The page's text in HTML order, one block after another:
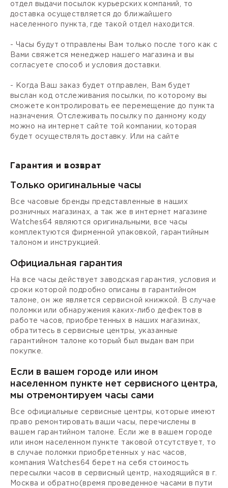
отдел выдачи посылок курьерских компаний, то
доставка осуществляется до ближайшего
населенного пункта, где такой отдел находится.
- Часы будут отправлены Вам только после того как с
Вами свяжется менеджер нашего магазина и вы
согласуете способ и условия доставки.
- Когда Ваш заказ будет отправлен, Вам будет
выслан код отслеживания посылки, по которому вы
сможете контролировать ее перемещение до пункта
назначения. Отслеживать посылку по данному коду
можно на интернет сайте той компании, которая
будет осуществлять доставку. Или на сайте
Гарантия и возврат
Только оригинальные часы
Все часовые бренды представленные в наших
розничных магазинах, а так же в интернет магазине
Watches64 являются оригинальными, все часы
комплектуются фирменной упаковкой, гарантийным
талоном и инструкцией.
Официальная гарантия
На все часы действует заводская гарантия, условия и
сроки которой подробно описаны в гарантийном
талоне, он же является сервисной книжкой. В случае
поломки или обнаружения каких-либо дефектов в
работе часов, приобретенных в наших магазинах,
обратитесь в сервисные центры, указанные
гарантийном талоне который был выдан вам при
покупке.
Если в вашем городе или ином
населенном пункте нет сервисного центра,
мы отремонтируем часы сами
Все официальные сервисные центры, которые имеют
право ремонтировать ваши часы, перечислены в
вашем гарантийном талоне. Если же в вашем городе
или ином населенном пункте таковой отсутствует, то
в случае поломки приобретенных у нас часов,
компания Watches64 берет на себя стоимость
пересылки часов в сервисный центр, находящийся в г.
Москва и обратно(время проведенное часами в пути